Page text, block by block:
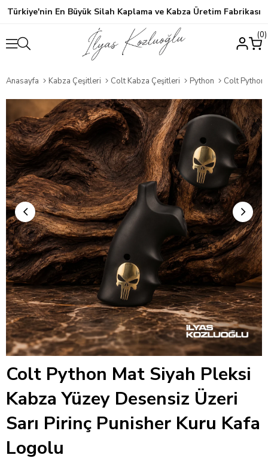
Türkiye'nin En Büyük Silah Kaplama ve Kabza Üretim Fabrikası
0
Anasayfa Kabza Çeşitleri Colt Kabza Çeşitleri Python Colt Python Mat
Colt Python Mat Siyah Pleksi
Kabza Yüzey Desensiz Üzeri
Sarı Pirinç Punisher Kuru Kafa
Logolu